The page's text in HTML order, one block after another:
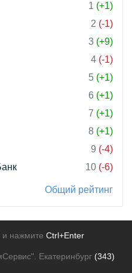
1 (+1)
2 (-1)
3 (+9)
4 (-1)
5 (+1)
6 (+1)
7 (+1)
8 (+1)
9 (-4)
10 (-6)
Общий рейтинг
и нажмите Ctrl+Enter
Екатеринбург (343)